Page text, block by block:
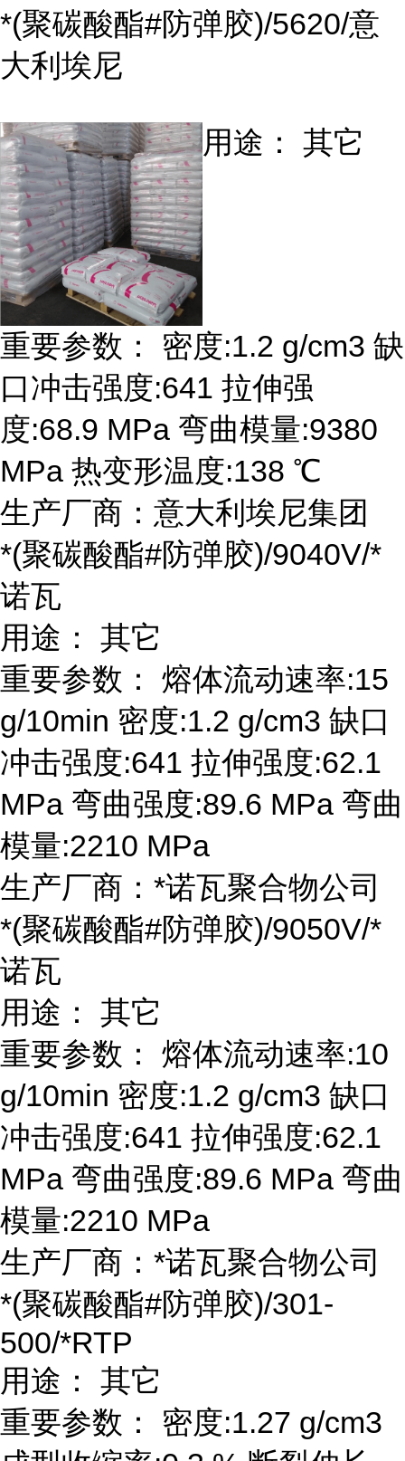
*(聚碳酸酯#防弹胶)/5620/意
大利埃尼
用途： 其它
重要参数： 密度:1.2 g/cm3 缺
口冲击强度:641 拉伸强
度:68.9 MPa 弯曲模量:9380
MPa 热变形温度:138 ℃
生产厂商：意大利埃尼集团
*(聚碳酸酯#防弹胶)/9040V/*
诺瓦
用途： 其它
重要参数： 熔体流动速率:15
g/10min 密度:1.2 g/cm3 缺口
冲击强度:641 拉伸强度:62.1
MPa 弯曲强度:89.6 MPa 弯曲
模量:2210 MPa
生产厂商：*诺瓦聚合物公司
*(聚碳酸酯#防弹胶)/9050V/*
诺瓦
用途： 其它
重要参数： 熔体流动速率:10
g/10min 密度:1.2 g/cm3 缺口
冲击强度:641 拉伸强度:62.1
MPa 弯曲强度:89.6 MPa 弯曲
模量:2210 MPa
生产厂商：*诺瓦聚合物公司
*(聚碳酸酯#防弹胶)/301-
500/*RTP
用途： 其它
重要参数： 密度:1.27 g/cm3